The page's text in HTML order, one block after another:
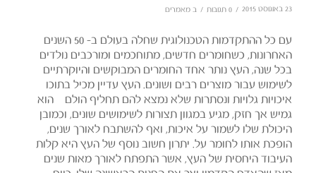
23 באוגוסט 2015 / 0 תגובות / ב מאמרים
עם כל ההתקדמות הטכנולוגית שחלה בעולם ב- 50 השנים
האחרונות, כשחומרים חדשים, מתוחכמים ומורכבים נולדים
בכל שנה, העץ נותר אחד החומרים המבוקשים והיוקרתיים
לשימוש עבור מוצרים רבים ושונים. העץ עדיין מכיל בתוכו
איכויות גלויות ונסתרות שלא נמצא להם תחליף הולם – הוא
גמיש אך חזק, מגיע במגוון תצורות לשימושים שונים, וכמובן
היכולת שלו לשמור על איכות, ואף להשתבח לאורך שנים,
הופכת אותו לחומר על. יתרון חשוב נוסף של העץ היא קלות
העיבוד היחסית של העץ, אשר התפתח לאורך מאות שנים